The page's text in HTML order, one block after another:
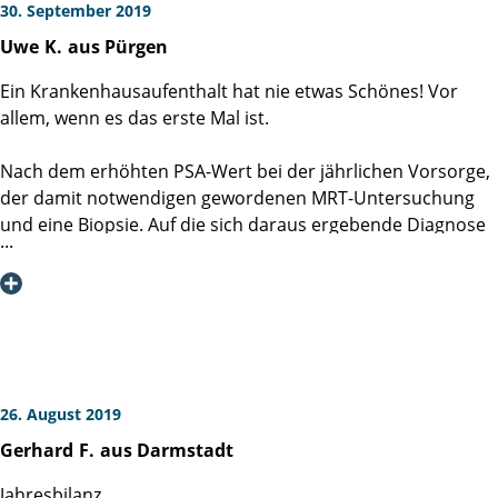
Ich kann nur jedem in vergleichbarer Situation dazu raten,
sich in der Martini-Klinik therapieren zu lassen.
Christian J.
30. September 2019
Uwe K. aus Pürgen
Ein Krankenhausaufenthalt hat nie etwas Schönes! Vor
allem, wenn es das erste Mal ist.
Nach dem erhöhten PSA-Wert bei der jährlichen Vorsorge,
der damit notwendigen gewordenen MRT-Untersuchung
und eine Biopsie. Auf die sich daraus ergebende Diagnose
Prostatakarzinom folgte die dringende Empfehlung, dass
eine Bestrahlung oder alternativ eine Operation zur
Eigentlich war aber schon vor meiner Entscheidung zur
Operation sonnenklar, wenn, dann eine da Vinci-Operation
und nur bei Prof. Markus Graefen an der Martini-Klinik in
26. August 2019
Gerhard F. aus Darmstadt